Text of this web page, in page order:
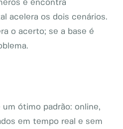
e encontra
acelera os dois cenários.
o acerto; se a base é
ótimo padrão: online,
em tempo real e sem